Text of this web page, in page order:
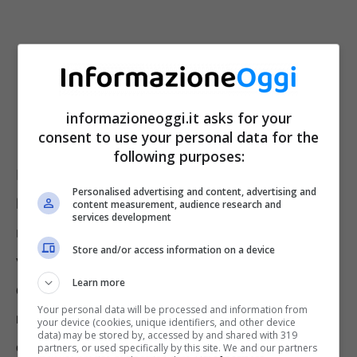
L’ultimo in questo senso è architettato moto
bene, tanto che un giovane ha perso più di 30
mila euro, i risparmi di tutta la vita.
vittima ha agito un po’ ingenuamente, ma
questo non significa che – magari presi da
mille distrazioni – non possa capitare a
chiunque di noi.
informazioneoggi.it asks for your
consent to use your personal data for the
following purposes:
Personalised advertising and content, advertising and
content measurement, audience research and
services development
Store and/or access information on a device
Learn more
Your personal data will be processed and information from
your device (cookies, unique identifiers, and other device
data) may be stored by, accessed by and shared with 319
partners, or used specifically by this site. We and our partners